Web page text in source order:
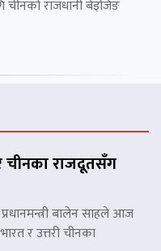
चीनको राजधानी बेइजिङ
चीनका राजदूतसँग
बालेन साहले आज
र उत्तरी चीनका